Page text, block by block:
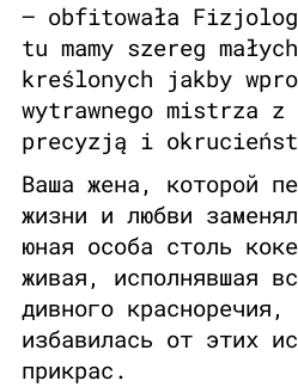
— obfitowała
tu mamy szereg
kreślonych jakby
wytrawnego mistrza z
precyzją i
Ваша жена, которой
жизни и любви
юная особа столь
живая, исполнявшая
дивного красноречия,
избавилась от этих
прикрас.